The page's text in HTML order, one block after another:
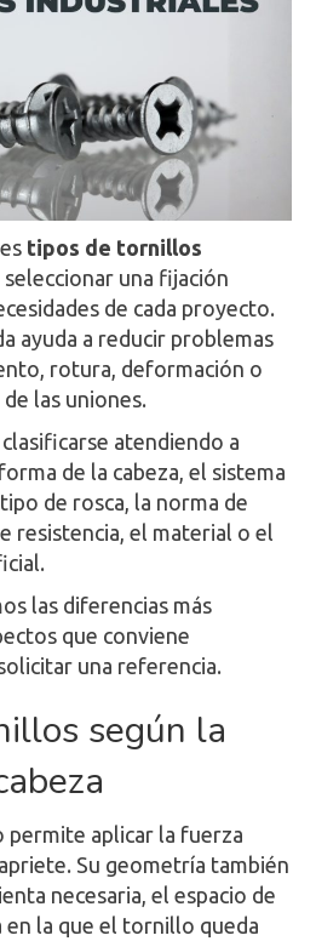
tipos de tornillos
una fijación
de cada proyecto.
ayuda a reducir problemas
rotura, deformación o
las uniones.
atendiendo a
de la cabeza, el sistema
de rosca, la norma de
resistencia, el material o el
las diferencias más
que conviene
una referencia.
según la
permite aplicar la fuerza
Su geometría también
necesaria, el espacio de
en la que el tornillo queda